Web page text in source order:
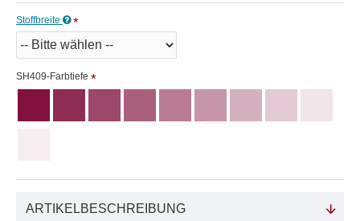
Stoffbreite
SH409-Farbtiefe
ARTIKELBESCHREIBUNG